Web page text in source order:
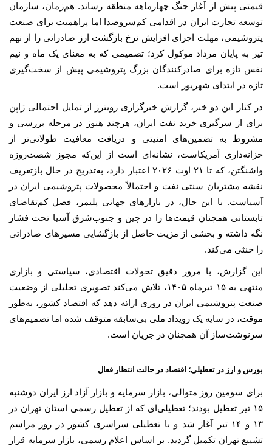
قیمتی پیش از آغاز جنگ چهارماهه منطقه رساند. هم‌زمان، سازمان
توسعه تجارت ایران در اقدامی کم‌سروصدا اما پراهمیت برای صنعت
پتروشیمی، مهلت اجرای افزایش نرخ بازگشت ارز صادراتی را از نهم
تیر به پایان مرداد موکول کرد؛ تصمیمی که به معنای یک ماه و نیم
نفس تازه برای صادرکنندگان بزرگ پتروشیمی پیش از سخت‌گیری
تازه در ابتدای شهریور است.
در کنار این دو خبر، گزارش خبرگزاری رویترز از تمایل احتمالی ژاپن
برای از سرگیری خرید نفت ایران، هرچند هنوز در مرحله بررسی و
مشروط به تضمین‌های امنیتی و دریافت معافیت طولانی‌تر از
خزانه‌داری آمریکاست، نشانه‌ای است از این‌که مجوز شصت‌روزه
واشنگتن، که تا ۲۱ اوت ۲۰۲۶ اعتبار دارد، به‌تدریج در حال بازتعریف
نقشه مشتریان سنتی نفت و احتمالاً محصولات پتروشیمی ایران در
آسیاست. با این حال، در بازارهای جهانی پلیمر، فصل کم‌تقاضای
تابستانی همچنان قیمت‌ها را در چین و جنوب‌شرق آسیا تحت فشار
نگه داشته و بخشی از مزیت حاصل از بازگشایی مسیرهای صادراتی
را خنثی می‌کند.
این گزارش، با مرور دقیق تحولات اقتصادی، سیاستی و بازاری
منتهی به ۱۵ تیرماه ۱۴۰۵، تلاش می‌کند تصویری تحلیلی از وضعیت
صنعت پتروشیمی ایران در روزی ارائه دهد که اقتصاد کشور، به‌طور
موقت، در سایه یک رویداد ملی بی‌سابقه متوقف شده اما تصمیم‌های
سرنوشت‌ساز آن همچنان در جریان است.
بورس و ارز در تعطیلی؛ اقتصاد در حالت انتظار فعال
برای سومین روز متوالی، بازار سرمایه و بازار آزاد ارز ایران دوشنبه
۱۵ تیر تعطیل بودند؛ تعطیلی‌ای که از تعطیل رسمی استان تهران در
۱۳ و ۱۴ تیر آغاز شد و با تعطیلی سراسری کشور در روز مراسم
تشییع تهران تکمیل گردید. بر اساس اعلام رسمی، بازار سرمایه قرار